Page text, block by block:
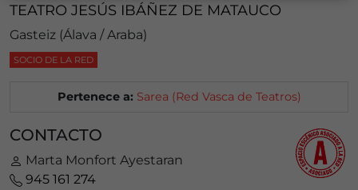
TEATRO JESÚS IBÁÑEZ DE MATAUCO
Gasteiz (Álava / Araba)
SOCIO DE LA RED
Pertenece a: Sarea (Red Vasca de Teatros)
CONTACTO
Marta Monfort Ayestaran
945 161 274